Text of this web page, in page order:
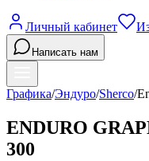
Личный кабинет
Написать нам
Графика/Эндуро/Sherco/
ENDURO
300